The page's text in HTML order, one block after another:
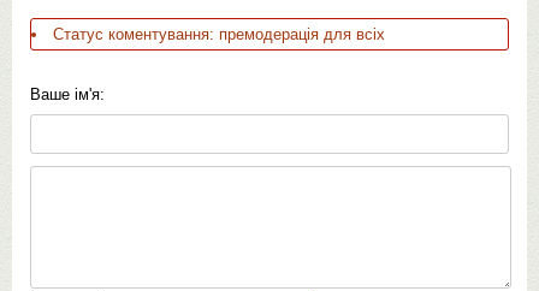
Статус коментування: премодерація для всіх
Ваше ім'я: